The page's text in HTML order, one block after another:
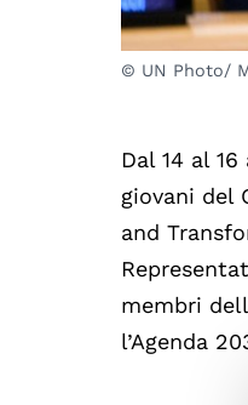
© UN Photo/
Dal 14 al
giovani del
and
membri
l’Agenda